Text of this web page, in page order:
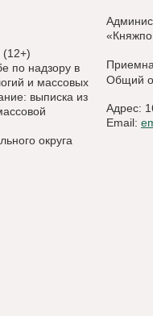
(12+)
по надзору в
и массовых
выписка из
округа
Общий
Адрес:
Email: